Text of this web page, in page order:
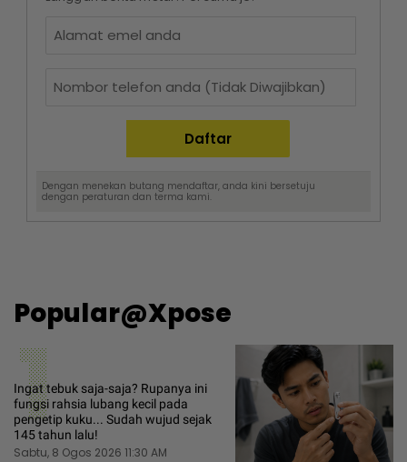
Dengan menekan butang mendaftar, anda kini bersetuju
dengan peraturan dan terma kami.
Popular@Xpose
1
Ingat tebuk saja-saja? Rupanya ini
fungsi rahsia lubang kecil pada
pengetip kuku... Sudah wujud sejak
145 tahun lalu!
Sabtu, 8 Ogos 2026 11:30 AM